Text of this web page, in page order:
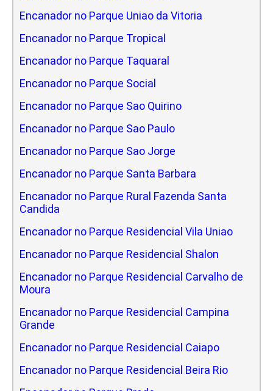
Encanador no Parque Uniao da Vitoria
Encanador no Parque Tropical
Encanador no Parque Taquaral
Encanador no Parque Social
Encanador no Parque Sao Quirino
Encanador no Parque Sao Paulo
Encanador no Parque Sao Jorge
Encanador no Parque Santa Barbara
Encanador no Parque Rural Fazenda Santa
Candida
Encanador no Parque Residencial Vila Uniao
Encanador no Parque Residencial Shalon
Encanador no Parque Residencial Carvalho de
Moura
Encanador no Parque Residencial Campina
Grande
Encanador no Parque Residencial Caiapo
Encanador no Parque Residencial Beira Rio